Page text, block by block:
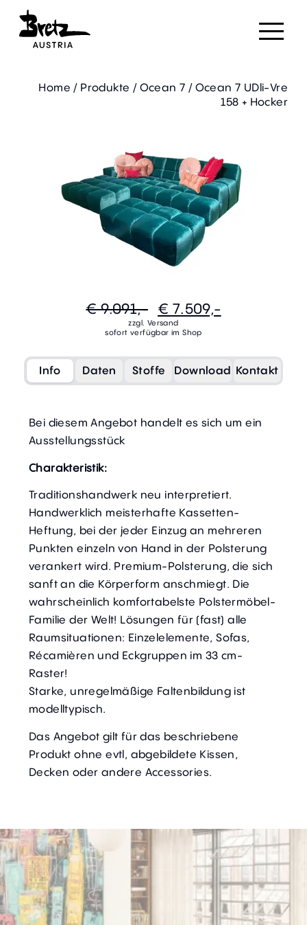
Home / Produkte / Ocean 7 /Ocean 7 UDli-Vre
158 + Hocker
€ 9.091,- € 7.509,-
zzgl. Versand
sofort verfügbar im Shop
Info Daten Stoffe Download Kontakt
Bei diesem Angebot handelt es sich um ein
Ausstellungsstück
Charakteristik:
Traditionshandwerk neu interpretiert.
Handwerklich meisterhafte Kassetten-
Heftung, bei der jeder Einzug an mehreren
Punkten einzeln von Hand in der Polsterung
verankert wird. Premium-Polsterung, die sich
sanft an die Körperform anschmiegt. Die
wahrscheinlich komfortabelste Polstermöbel-
Familie der Welt! Lösungen für (fast) alle
Raumsituationen: Einzelelemente, Sofas,
Récamièren und Eckgruppen im 33 cm-
Raster!
Starke, unregelmäßige Faltenbildung ist
modelltypisch.
Das Angebot gilt für das beschriebene
Produkt ohne evtl, abgebildete Kissen,
Decken oder andere Accessories.